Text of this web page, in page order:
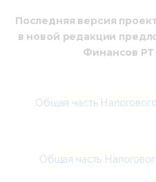
Последняя версия
в новой редакции
Финансов РТ
Общая часть
Общая часть